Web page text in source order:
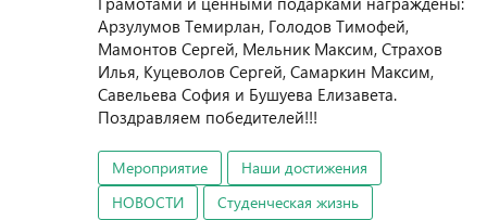
Арзулумов Темирлан, Голодов Тимофей,
Мамонтов Сергей, Мельник Максим, Страхов
Илья, Куцеволов Сергей, Самаркин Максим,
Савельева София и Бушуева Елизавета.
Поздравляем победителей!!!
Мероприятие
Наши достижения
НОВОСТИ
Студенческая жизнь